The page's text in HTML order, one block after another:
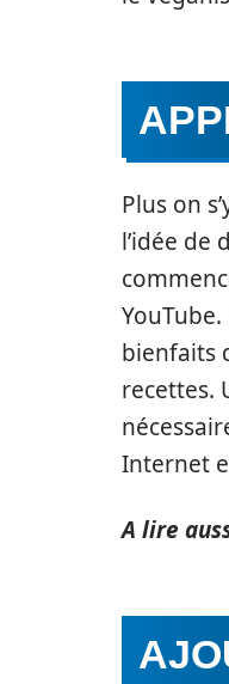
Plus on
l’idée de
bienfaits
recettes.
Internet
A lire